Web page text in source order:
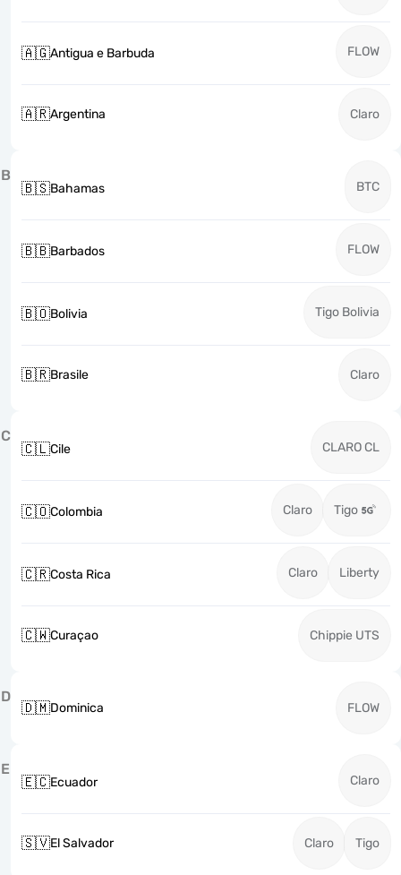
🇦🇬Antigua e Barbuda FLOW
🇦🇷Argentina Claro
B
🇧🇸Bahamas BTC
🇧🇧Barbados FLOW
🇧🇴Bolivia Tigo Bolivia
🇧🇷Brasile Claro
C
🇨🇱Cile CLARO CL
🇨🇴Colombia Claro Tigo
🇨🇷Costa Rica Claro Liberty
🇨🇼Curaçao Chippie UTS
D
🇩🇲Dominica FLOW
E
🇪🇨Ecuador Claro
🇸🇻El Salvador Claro Tigo